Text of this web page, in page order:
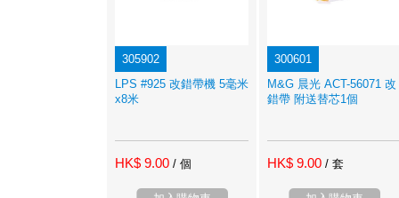
305902
LPS #925 改錯帶機 5毫米
x8米
HK$ 9.00 / 個
300601
M&G 晨光 ACT-56071 改
錯帶 附送替芯1個
HK$ 9.00 / 套